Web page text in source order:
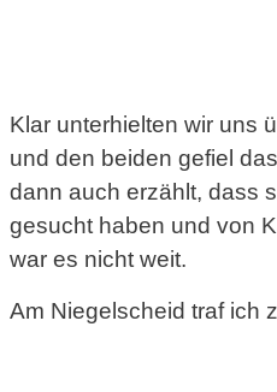
Klar unterhielten wir uns
und den beiden gefiel
dann auch erzählt, dass
gesucht haben und von
war es nicht weit.
Am Niegelscheid traf ich